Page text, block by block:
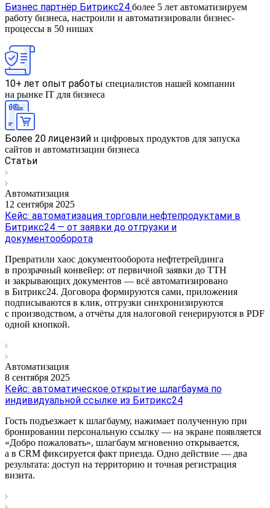
Бизнес партнёр Битрикс24 более 5 лет автоматизируем
работу бизнеса, настроили и автоматизировали бизнес-
процессы в 50 нишах
10+ лет опыт работы специалистов нашей компании
на рынке IT для бизнеса
Более 20 лицензий и цифровых продуктов для запуска
сайтов и автоматизации бизнеса
Статьи
Автоматизация
12 сентября 2025
Кейс: автоматизация торговли нефтепродуктами в
Битрикс24 — от заявки до отгрузки и
документооборота
Превратили хаос документооборота нефтетрейдинга
в прозрачный конвейер: от первичной заявки до ТТН
и закрывающих документов — всё автоматизировано
в Битрикс24. Договора формируются сами, приложения
подписываются в клик, отгрузки синхронизируются
с производством, а отчёты для налоговой генерируются в PDF
одной кнопкой.
Автоматизация
8 сентября 2025
Кейс: автоматическое открытие шлагбаума по
индивидуальной ссылке из Битрикс24
Гость подъезжает к шлагбауму, нажимает полученную при
бронировании персональную ссылку — на экране появляется
«Добро пожаловать», шлагбаум мгновенно открывается,
а в CRM фиксируется факт приезда. Одно действие — два
результата: доступ на территорию и точная регистрация
визита.